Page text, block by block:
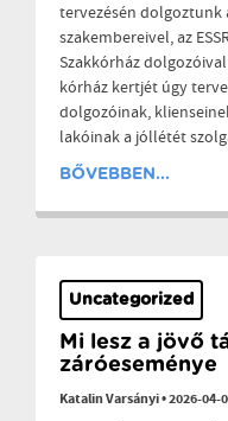
tervezésén dolgoztunk
szakembereivel, az
Szakkórház
kórház kertjét úgy
dolgozóinak,
lakóinak a jóllétét
BŐVEBBEN...
Uncategorized
Mi lesz a jövő
záróeseménye
Katalin Varsányi•2026-04-